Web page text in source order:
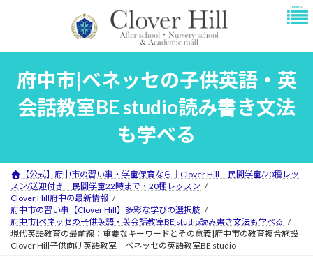
府中市|ベネッセの子供英語・英
会話教室BE studio読み書き文法
も学べる
【公式】府中市の習い事・学童保育なら｜Clover Hill｜民間学童/20種レッ
スン/送迎付き｜民間学童22時まで・20種レッスン
Clover Hill府中の最新情報
府中市の習い事【Clover Hill】多彩な学びの選択肢
府中市|ベネッセの子供英語・英会話教室BE studio読み書き文法も学べる
現代英語教育の最前線：重要なキーワードとその意義|府中市の教育複合施設
Clover Hill子供向け英語教室 ベネッセの英語教室BE studio